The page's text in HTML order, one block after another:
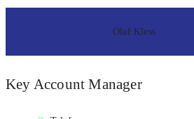
Olaf Kless
Key Account Mana­ger